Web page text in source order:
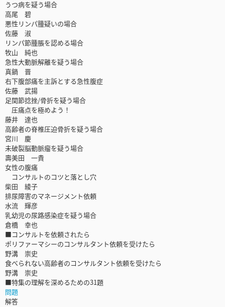
うつ病を疑う場合
高尾 碧
悪性リンパ腫疑いの場合
佐藤 淑
リンパ節腫脹を認める場合
牧山 純也
急性大動脈解離を疑う場合
真鍋 晋
右下腹部痛を主訴とする急性腹症
佐藤 武揚
足関節捻挫/骨折を疑う場合
圧痛点を極めよう！
藤井 達也
高齢者の脊椎圧迫骨折を疑う場合
宮川 慶
未破裂脳動脈瘤を疑う場合
壽美田 一貴
女性の腹痛
コンサルトのコツと落とし穴
柴田 綾子
排尿障害のマネージメント依頼
水流 輝彦
乳幼児の尿路感染症を疑う場合
倉橋 幸也
■コンサルトを依頼されたら
ポリファーマシーのコンサルタント依頼を受けたら
野溝 崇史
食べられない高齢者のコンサルタント依頼を受けたら
野溝 崇史
■特集の理解を深めるための31題
問題
解答